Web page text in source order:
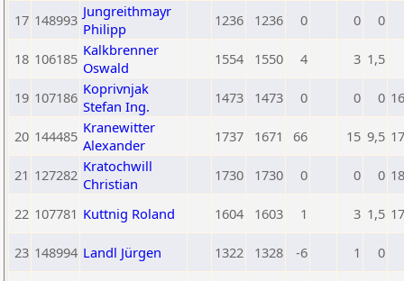
17 148993 Jungreithmayr
Philipp
1236 1236 0 0 0
18 106185 Kalkbrenner
Oswald
1554 1550 4 3 1,5
19 107186 Koprivnjak
Stefan Ing.
1473 1473 0 0 0
20 144485 Kranewitter
Alexander
1737 1671 66 15 9,5
21 127282 Kratochwill
Christian
1730 1730 0 0 0
22 107781 Kuttnig Roland 1604 1603 1 3 1,5
23 148994 Landl Jürgen 1322 1328 -6 1 0